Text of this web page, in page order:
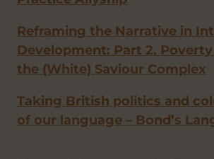
Reframing the Narrative in
Development: Part 2.
the (White) Saviour Complex
Taking British politics and
of our language – Bond’s